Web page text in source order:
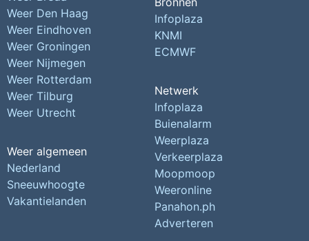
Weer Den Haag
Weer Eindhoven
Weer Groningen
Weer Nijmegen
Weer Rotterdam
Weer Tilburg
Weer Utrecht
Weer algemeen
Nederland
Sneeuwhoogte
Vakantielanden
Infoplaza
KNMI
ECMWF
Netwerk
Infoplaza
Buienalarm
Weerplaza
Verkeerplaza
Moopmoop
Weeronline
Panahon.ph
Adverteren